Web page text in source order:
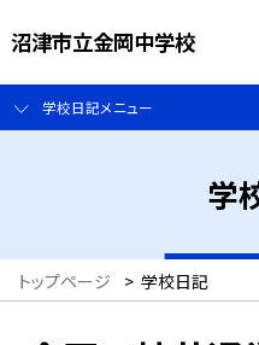
沼津市立金岡中学校
学校日記メニュー
学
トップページ > 学校日記